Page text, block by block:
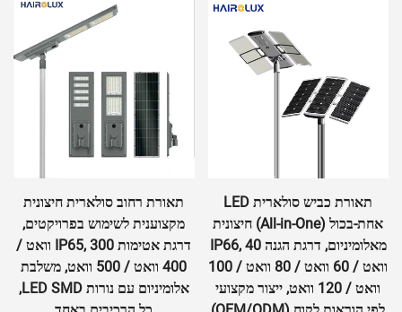
תאורת רחוב סולארית חיצונית
מקצוענית לשימוש בפרויקטים,
דרגת אטימות IP65, 300 וואט /
400 וואט / 500 וואט, משלבת
אלומיניום עם נורות LED SMD,
תאורת רחוב סולארית חיצונית
תעשיתית, דרגת אטימות IP65,
300 וואט / 400 וואט / 500
וואט / 6500K, משלבת
אלומיניום עם נורות LED SMD,